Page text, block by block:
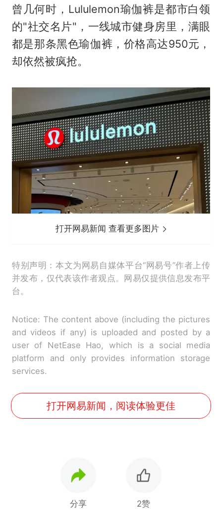
曾几何时，Lululemon瑜伽裤是都市白领
的"社交名片"，一线城市健身房里，满眼
都是那条黑色瑜伽裤，价格高达950元，
却依然被疯抢。
打开网易新闻 查看更多图片
特别声明：本文为网易自媒体平台“网易号”作者上传
并发布，仅代表该作者观点。网易仅提供信息发布平
台。
Notice: The content above (including the pictures
and videos if any) is uploaded and posted by a
user of NetEase Hao, which is a social media
platform and only provides information storage
services.
打开网易新闻，阅读体验更佳
分享 2赞